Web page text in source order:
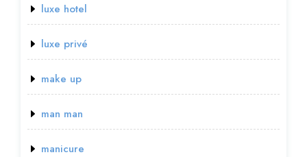
luxe hotel
luxe privé
make up
man man
manicure